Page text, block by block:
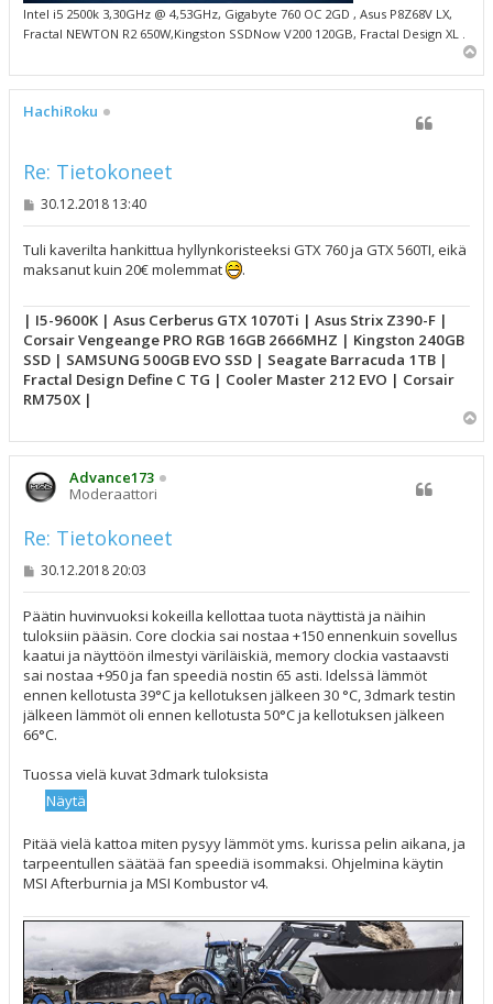
Intel i5 2500k 3,30GHz @ 4,53GHz, Gigabyte 760 OC 2GD , Asus P8Z68V LX,
Fractal NEWTON R2 650W,Kingston SSDNow V200 120GB, Fractal Design XL .
ö
HachiRoku
Re: Tietokoneet
V
s
t
i
30.12.2018 13:40
Tuli kaverilta hankittua hyllynkoristeeksi GTX 760 ja GTX 560TI, eikä
maksanut kuin 20€ molemmat
.
| I5-9600K | Asus Cerberus GTX 1070Ti | Asus Strix Z390-F |
Corsair Vengeange PRO RGB 16GB 2666MHZ | Kingston 240GB
SSD | SAMSUNG 500GB EVO SSD | Seagate Barracuda 1TB |
Fractal Design Define C TG | Cooler Master 212 EVO | Corsair
RM750X |
ö
Advance173
Moderaattori
Re: Tietokoneet
V
s
t
i
30.12.2018 20:03
Päätin huvinvuoksi kokeilla kellottaa tuota näyttistä ja näihin
tuloksiin pääsin. Core clockia sai nostaa +150 ennenkuin sovellus
kaatui ja näyttöön ilmestyi väriläiskiä, memory clockia vastaavsti
sai nostaa +950 ja fan speediä nostin 65 asti. Idelssä lämmöt
ennen kellotusta 39°C ja kellotuksen jälkeen 30 °C, 3dmark testin
jälkeen lämmöt oli ennen kellotusta 50°C ja kellotuksen jälkeen
66°C.
Tuossa vielä kuvat 3dmark tuloksista
Pitää vielä kattoa miten pysyy lämmöt yms. kurissa pelin aikana, ja
tarpeentullen säätää fan speediä isommaksi. Ohjelmina käytin
MSI Afterburnia ja MSI Kombustor v4.